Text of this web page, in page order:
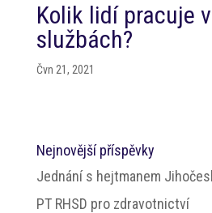
Kolik lidí pracuje
službách?
Čvn 21, 2021
Nejnovější příspěvky
Jednání s hejtmanem
PT RHSD pro zdravotnictví